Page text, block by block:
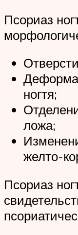
Псориаз
ногтя;
ложа;
желто-
Псориаз